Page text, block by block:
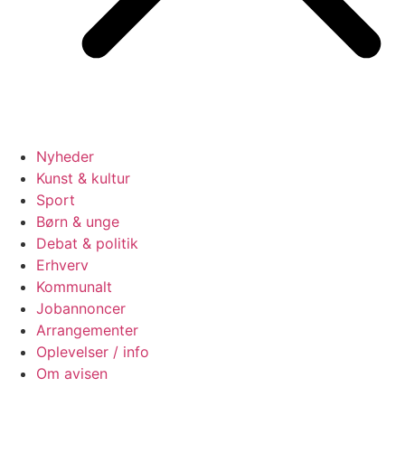
Nyheder
Kunst & kultur
Sport
Børn & unge
Debat & politik
Erhverv
Kommunalt
Jobannoncer
Arrangementer
Oplevelser / info
Om avisen